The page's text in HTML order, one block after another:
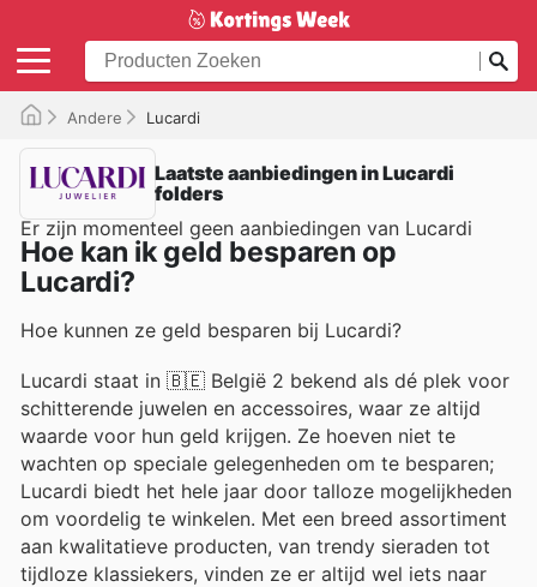
Andere Lucardi
Laatste aanbiedingen in Lucardi
folders
Er zijn momenteel geen aanbiedingen van Lucardi
Hoe kan ik geld besparen op
Lucardi?
Hoe kunnen ze geld besparen bij Lucardi?
Lucardi staat in 🇧🇪 België 2 bekend als dé plek voor
schitterende juwelen en accessoires, waar ze altijd
waarde voor hun geld krijgen. Ze hoeven niet te
wachten op speciale gelegenheden om te besparen;
Lucardi biedt het hele jaar door talloze mogelijkheden
om voordelig te winkelen. Met een breed assortiment
aan kwalitatieve producten, van trendy sieraden tot
tijdloze klassiekers, vinden ze er altijd wel iets naar